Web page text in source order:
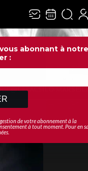
abonnant à notre
:
de votre abonnement à la
à tout moment. Pour en